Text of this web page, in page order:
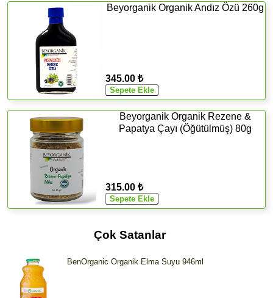
Beyorganik Organik Andız Özü 260g
345.00 ₺
Beyorganik Organik Rezene &
Papatya Çayı (Öğütülmüş) 80g
315.00 ₺
Çok Satanlar
BenOrganic Organik Elma Suyu 946ml